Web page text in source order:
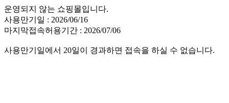
운영되지 않는 쇼핑몰입니다.
사용만기일 : 2026/06/16
마지막접속허용기간 : 2026/07/06
사용만기일에서 20일이 경과하면 접속을 하실 수 없습니다.